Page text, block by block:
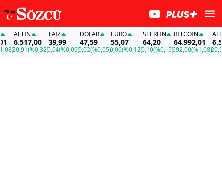
ALTIN
6.517,00
20,91(%0,32)
FAİZ
39,99
0,04(%0,09)
DOLAR
47,59
0,02(%0,05)
EURO
55,07
0,06(%0,12)
STERLIN
64,20
0,10(%0,15)
BITCOIN
64.992,01
692,00(%1,08)
ALTIN
20,91